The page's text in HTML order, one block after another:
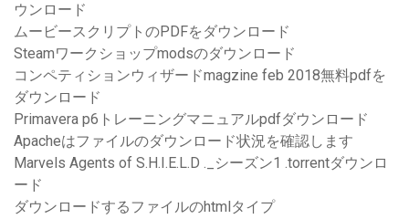
ウンロード
ムービースクリプトのPDFをダウンロード
Steamワークショップmodsのダウンロード
コンペティションウィザードmagzine feb 2018無料pdfを
ダウンロード
Primavera p6トレーニングマニュアルpdfダウンロード
Apacheはファイルのダウンロード状況を確認します
Marvels Agents of S.H.I.E.L.D ._シーズン1 .torrentダウンロ
ード
ダウンロードするファイルのhtmlタイプ